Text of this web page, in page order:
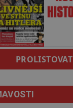
PROLISTOVAT